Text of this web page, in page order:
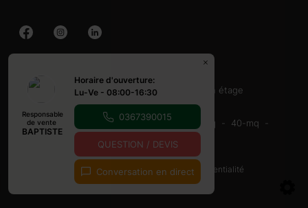
40-60 mq
60-80 mq Avec terrasse
un étage
16-20-mq
20-mq 20-30 mq 30-40 mq
40-mq
Avec terrasse
© Copyright 2026
Cookies et Politique de confidentialité
digitouch!
Responsable
de vente
BAPTISTE
Horaire d'ouverture:
Lu-Ve - 08:00-16:30
0367390015
QUESTION / DEVIS
Conversation en direct